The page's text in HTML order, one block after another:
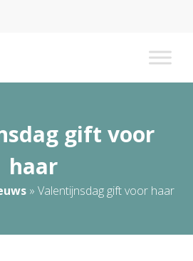
gift voor
haar
» Valentijnsdag gift voor haar